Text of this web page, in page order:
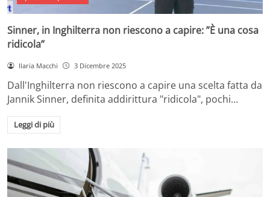
Sinner, in Inghilterra non riescono a capire: ”È una cosa
ridicola”
Ilaria Macchi 3 Dicembre 2025
Dall'Inghilterra non riescono a capire una scelta fatta da
Jannik Sinner, definita addirittura "ridicola", pochi…
Leggi di più